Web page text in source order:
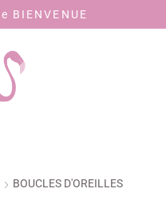
BOUCLES D'OREILLES